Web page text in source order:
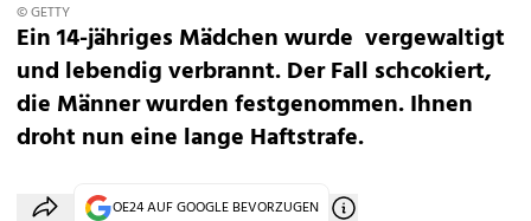
© GETTY
Ein 14-jähriges Mädchen wurde vergewaltigt
und lebendig verbrannt. Der Fall schcokiert,
die Männer wurden festgenommen. Ihnen
droht nun eine lange Haftstrafe.
OE24 AUF GOOGLE BEVORZUGEN